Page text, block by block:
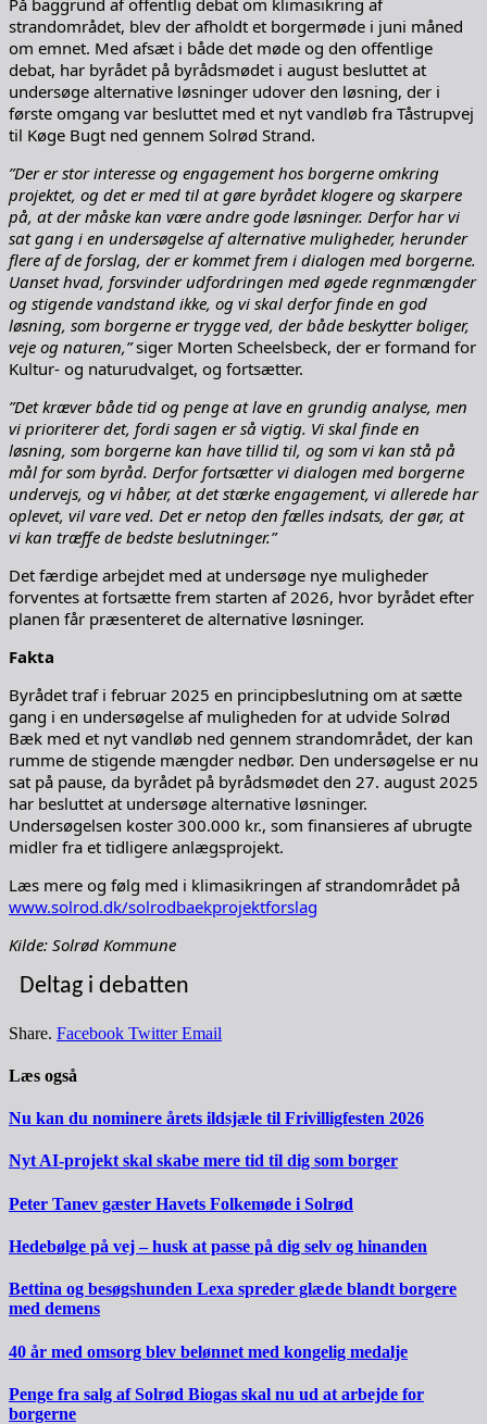
strandområdet, blev der afholdt et borgermøde i juni måned
om emnet. Med afsæt i både det møde og den offentlige
debat, har byrådet på byrådsmødet i august besluttet at
undersøge alternative løsninger udover den løsning, der i
første omgang var besluttet med et nyt vandløb fra Tåstrupvej
til Køge Bugt ned gennem Solrød Strand.
”Der er stor interesse og engagement hos borgerne omkring
projektet, og det er med til at gøre byrådet klogere og skarpere
på, at der måske kan være andre gode løsninger. Derfor har vi
sat gang i en undersøgelse af alternative muligheder, herunder
flere af de forslag, der er kommet frem i dialogen med borgerne.
Uanset hvad, forsvinder udfordringen med øgede regnmængder
og stigende vandstand ikke, og vi skal derfor finde en god
løsning, som borgerne er trygge ved, der både beskytter boliger,
veje og naturen,”siger Morten Scheelsbeck, der er formand for
Kultur- og naturudvalget, og fortsætter.
”Det kræver både tid og penge at lave en grundig analyse, men
vi prioriterer det, fordi sagen er så vigtig. Vi skal finde en
løsning, som borgerne kan have tillid til, og som vi kan stå på
mål for som byråd. Derfor fortsætter vi dialogen med borgerne
undervejs, og vi håber, at det stærke engagement, vi allerede har
oplevet, vil vare ved. Det er netop den fælles indsats, der gør, at
vi kan træffe de bedste beslutninger.”
Det færdige arbejdet med at undersøge nye muligheder
forventes at fortsætte frem starten af 2026, hvor byrådet efter
planen får præsenteret de alternative løsninger.
Fakta
Byrådet traf i februar 2025 en principbeslutning om at sætte
gang i en undersøgelse af muligheden for at udvide Solrød
Bæk med et nyt vandløb ned gennem strandområdet, der kan
rumme de stigende mængder nedbør. Den undersøgelse er nu
sat på pause, da byrådet på byrådsmødet den 27. august 2025
har besluttet at undersøge alternative løsninger.
Undersøgelsen koster 300.000 kr., som finansieres af ubrugte
midler fra et tidligere anlægsprojekt.
Læs mere og følg med i klimasikringen af strandområdet på
www.solrod.dk/solrodbaekprojektforslag
Kilde: Solrød Kommune
Deltag i debatten
Share. Facebook Twitter Email
Læs også
Nu kan du nominere årets ildsjæle til Frivilligfesten 2026
Nyt AI-projekt skal skabe mere tid til dig som borger
Peter Tanev gæster Havets Folkemøde i Solrød
Hedebølge på vej – husk at passe på dig selv og hinanden
Bettina og besøgshunden Lexa spreder glæde blandt borgere
med demens
40 år med omsorg blev belønnet med kongelig medalje
Penge fra salg af Solrød Biogas skal nu ud at arbejde for
borgerne